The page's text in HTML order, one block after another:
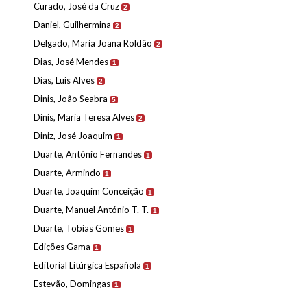
Curado, José da Cruz 2
Daniel, Guilhermina 2
Delgado, Maria Joana Roldão 2
Dias, José Mendes 1
Dias, Luís Alves 2
Dinis, João Seabra 5
Dinis, Maria Teresa Alves 2
Diniz, José Joaquim 1
Duarte, António Fernandes 1
Duarte, Armindo 1
Duarte, Joaquim Conceição 1
Duarte, Manuel António T. T. 1
Duarte, Tobias Gomes 1
Edições Gama 1
Editorial Litúrgica Española 1
Estevão, Domingas 1